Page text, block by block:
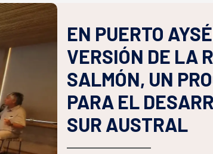
EN PUERTO
VERSIÓN DE LA
SALMÓN, UN
PARA EL
SUR AUSTRAL